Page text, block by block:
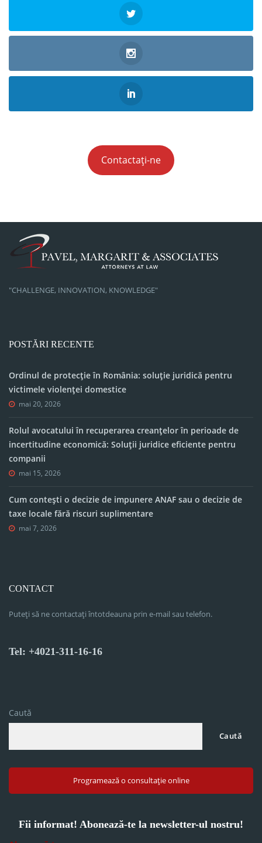
Contactați-ne
"CHALLENGE, INNOVATION, KNOWLEDGE"
POSTĂRI RECENTE
Ordinul de protecție în România: soluție juridică pentru
victimele violenței domestice
mai 20, 2026
Rolul avocatului în recuperarea creanțelor în perioade de
incertitudine economică: Soluții juridice eficiente pentru
companii
mai 15, 2026
Cum contești o decizie de impunere ANAF sau o decizie de
taxe locale fără riscuri suplimentare
mai 7, 2026
CONTACT
Puteți să ne contactați întotdeauna prin e-mail sau telefon.
Tel: +4021-311-16-16
Caută
Caută
Programează o consultație online
Fii informat! Abonează-te la newsletter-ul nostru!